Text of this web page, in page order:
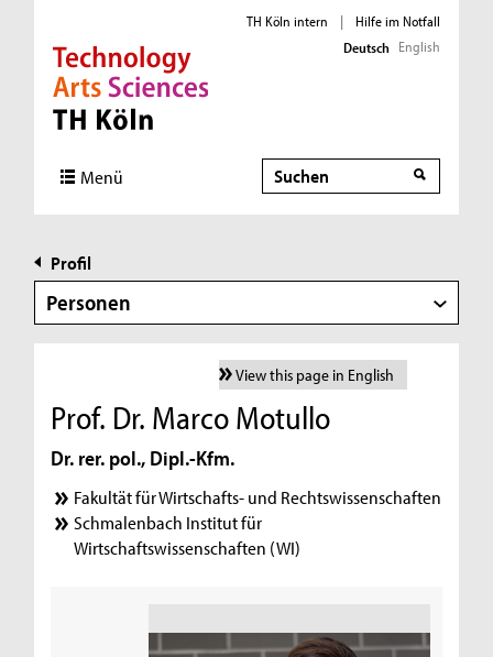
Direkt zur Hauptnavigation
Direkt zur Subnavigation
Direkt zum Inhalt
Direkt zum Fußbereich
TH Köln intern |
Hilfe im Notfall
Deutsch English
Menü Suche
Profil
Personen
View this page in English
Prof. Dr. Marco Motullo
Dr. rer. pol., Dipl.-Kfm.
Fakultät für Wirtschafts- und Rechtswissenschaften
Schmalenbach Institut für
Wirtschaftswissenschaften (WI)